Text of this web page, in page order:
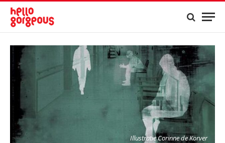
Illustratie Corinne de Korver